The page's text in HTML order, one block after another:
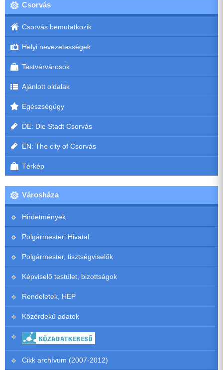
Csorvás
Csorvás bemutatkozik
Helyi nevezetességek
Testvérvárosok
Ajánlott oldalak
Egészségügy
DE: Die Stadt Csorvás
EN: The city of Csorvás
Térkép
Városháza
Hirdetmények
Polgármesteri Hivatal
Polgármester, tisztségviselők
Képviselő testület, bizottságok
Rendeletek, HEP
Közérdekű adatok
Cikk archívum (2007-2012)